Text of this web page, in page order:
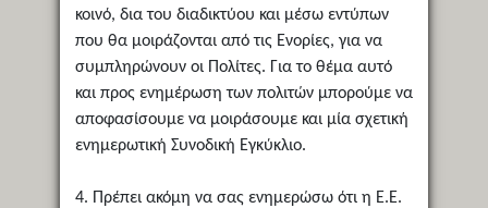
κοινό, δια του διαδικτύου και μέσω εντύπων
που θα μοιράζονται από τις Ενορίες, για να
συμπληρώνουν οι Πολίτες. Για το θέμα αυτό
και προς ενημέρωση των πολιτών μπορούμε να
αποφασίσουμε να μοιράσουμε και μία σχετική
ενημερωτική Συνοδική Εγκύκλιο.
4. Πρέπει ακόμη να σας ενημερώσω ότι η Ε.Ε.